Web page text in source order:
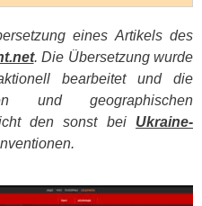
eines Artikels des
. Die Übersetzung wurde
bearbeitet und die
und geographischen
den sonst bei Ukraine-